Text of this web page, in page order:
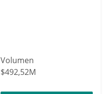
Volumen
$492,52M